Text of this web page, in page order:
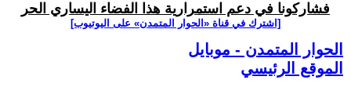
فشاركونا في دعم استمرارية هذا الفضاء اليساري الحر
[اشترك في قناة ‫«الحوار المتمدن» على اليوتيوب]
الحوار المتمدن - موبايل
الموقع الرئيسي